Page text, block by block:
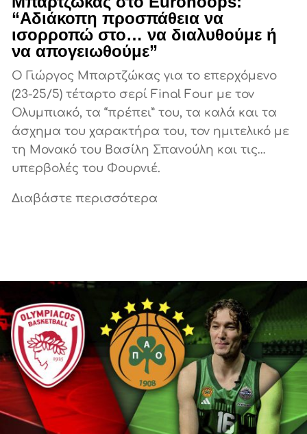
“Αδιάκοπη προσπάθεια να
ισορροπώ στο… να διαλυθούμε ή
να απογειωθούμε”
Ο Γιώργος Μπαρτζώκας για το επερχόμενο
(23-25/5) τέταρτο σερί Final Four με τον
Ολυμπιακό, τα “πρέπει” του, τα καλά και τα
άσχημα του χαρακτήρα του, τον ημιτελικό με
τη Μονακό του Βασίλη Σπανούλη και τις…
υπερβολές του Φουρνιέ.
Διαβάστε περισσότερα